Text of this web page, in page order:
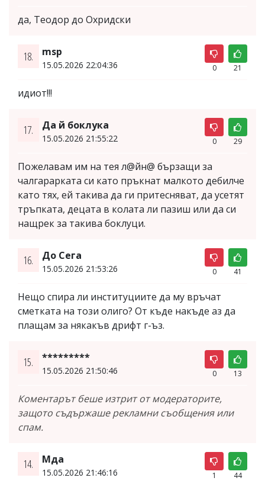
да, Теодор до Охридски
18. msp
15.05.2026 22:04:36 0 21
идиот!!!
17. Да й боклука
15.05.2026 21:55:22 0 29
Пожелавам им на тея л@йн@ бързащи за
чалгарарката си като пръкнат малкото дебилче
като тях, ей такива да ги притесняват, да усетят
тръпката, децата в колата ли пазиш или да си
нащрек за такива боклуци.
16. До Сега
15.05.2026 21:53:26 0 41
Нещо спира ли институциите да му връчат
сметката на този олиго? От къде накъде аз да
плащам за някакъв дрифт г-ъз.
15. *********
15.05.2026 21:50:46 0 13
Коментарът беше изтрит от модераторите,
защото съдържаше рекламни съобщения или
спам.
14. Мда
15.05.2026 21:46:16 1 44